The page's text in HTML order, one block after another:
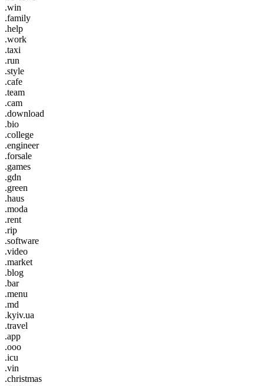
.win
.family
.help
.work
.taxi
.run
.style
.cafe
.team
.cam
.download
.bio
.college
.engineer
.forsale
.games
.gdn
.green
.haus
.moda
.rent
.rip
.software
.video
.market
.blog
.bar
.menu
.md
.kyiv.ua
.travel
.app
.ooo
.icu
.vin
.christmas